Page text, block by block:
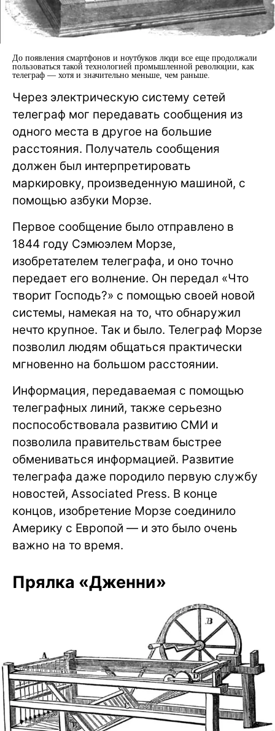
До появления смартфонов и ноутбуков люди все еще продолжали
пользоваться такой технологией промышленной революции, как
телеграф — хотя и значительно меньше, чем раньше.
Через электрическую систему сетей
телеграф мог передавать сообщения из
одного места в другое на большие
расстояния. Получатель сообщения
должен был интерпретировать
маркировку, произведенную машиной, с
помощью азбуки Морзе.
Первое сообщение было отправлено в
1844 году Сэмюэлем Морзе,
изобретателем телеграфа, и оно точно
передает его волнение. Он передал «Что
творит Господь?» с помощью своей новой
системы, намекая на то, что обнаружил
нечто крупное. Так и было. Телеграф Морзе
позволил людям общаться практически
мгновенно на большом расстоянии.
Информация, передаваемая с помощью
телеграфных линий, также серьезно
поспособствовала развитию СМИ и
позволила правительствам быстрее
обмениваться информацией. Развитие
телеграфа даже породило первую службу
новостей, Associated Press. В конце
концов, изобретение Морзе соединило
Америку с Европой — и это было очень
важно на то время.
Прялка «Дженни»